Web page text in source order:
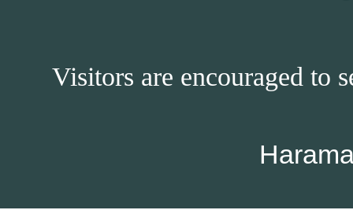
Visitors are encouraged to